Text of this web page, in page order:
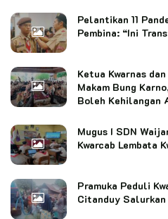
Pelantikan 11
Pembina: “Ini
Ketua Kwarnas
Makam Bung
Boleh Kehilangan
Mugus I SDN
Kwarcab Lembata
Pramuka Peduli
Citanduy